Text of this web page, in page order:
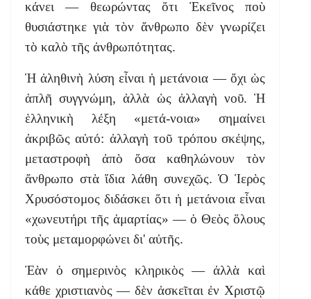
κάνει — θεωρώντας ὅτι Ἐκεῖνος ποὺ
θυσιάστηκε γιὰ τὸν ἄνθρωπο δὲν γνωρίζει
τὸ καλὸ τῆς ἀνθρωπότητας.
Ἡ ἀληθινὴ λύση εἶναι ἡ μετάνοια — ὄχι ὡς
ἁπλῆ συγγνώμη, ἀλλὰ ὡς ἀλλαγὴ νοῦ. Ἡ
ἑλληνικὴ λέξη «μετά-νοια» σημαίνει
ἀκριβῶς αὐτό: ἀλλαγὴ τοῦ τρόπου σκέψης,
μεταστροφὴ ἀπὸ ὅσα καθηλώνουν τὸν
ἄνθρωπο στὰ ἴδια λάθη συνεχῶς. Ὁ Ἱερὸς
Χρυσόστομος διδάσκει ὅτι ἡ μετάνοια εἶναι
«χωνευτήρι τῆς ἁμαρτίας» — ὁ Θεὸς ὅλους
τοὺς μεταμορφώνει δι' αὐτῆς.
Ἐὰν ὁ σημερινὸς κληρικὸς — ἀλλὰ καὶ
κάθε χριστιανὸς — δὲν ἀσκεῖται ἐν Χριστῷ